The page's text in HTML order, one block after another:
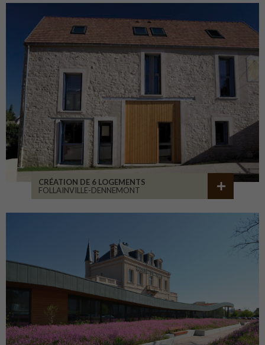
CRÉATION DE 6 LOGEMENTS
FOLLAINVILLE-DENNEMONT